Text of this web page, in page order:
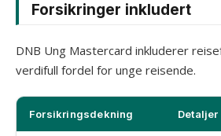
Forsikringer inkludert
DNB Ung Mastercard inkluderer
verdifull fordel for unge reisende.
Forsikringsdekning Detaljer